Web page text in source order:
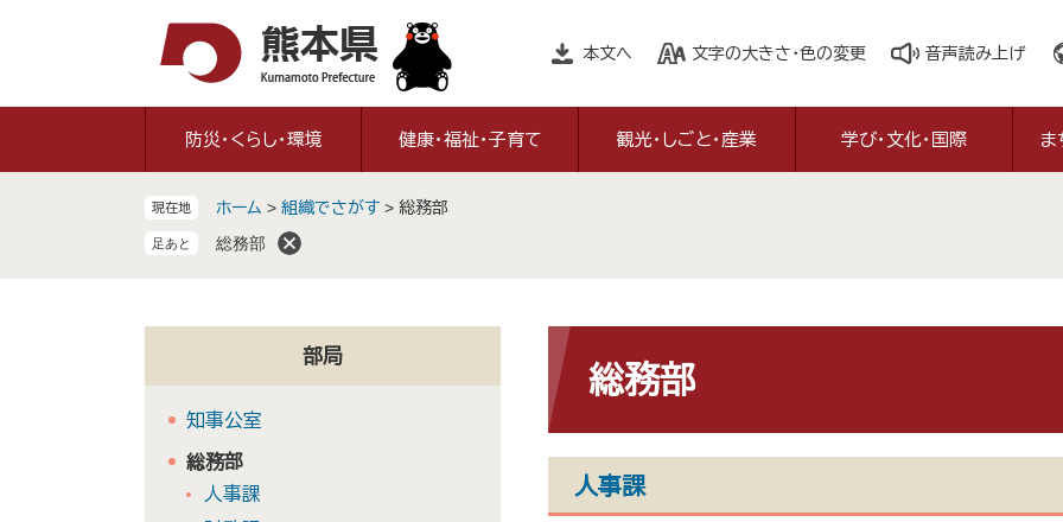
本文へ 文字の大きさ・色の変更 音声読み上げ
防災・くらし・環境 健康・福祉・子育て 観光・しごと・産業 学び・文化・国際 ま
現在地 ホーム > 組織でさがす > 総務部
総務部
文
総務部
人事課
部局
知事公室
総務部
人事課